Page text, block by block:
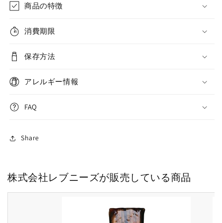
商品の特徴
消費期限
保存方法
アレルギー情報
FAQ
Share
株式会社レブニーズが販売している商品